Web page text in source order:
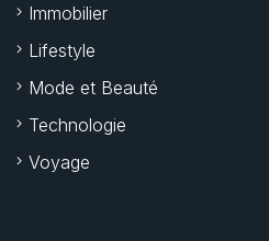
Immobilier
Lifestyle
Mode et Beauté
Technologie
Voyage